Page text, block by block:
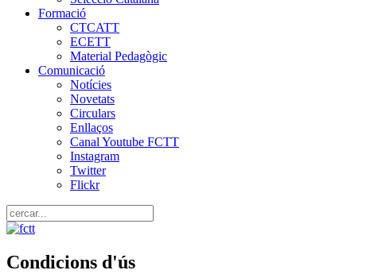
Formació
CTCATT
ECETT
Material Pedagògic
Comunicació
Notícies
Novetats
Circulars
Enllaços
Canal Youtube FCTT
Instagram
Twitter
Flickr
Condicions d'ús